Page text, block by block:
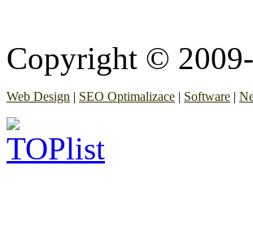
Copyright ©
Web Design | SEO Optimalizace | Software |